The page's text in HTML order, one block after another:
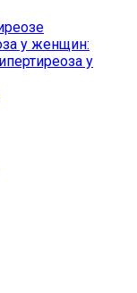
у женщин:
у